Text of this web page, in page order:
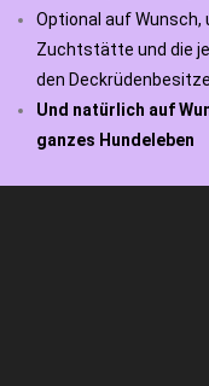
Optional auf Wunsch,
Zuchtstätte und die
den
Und natürlich auf
ganzes Hundeleben